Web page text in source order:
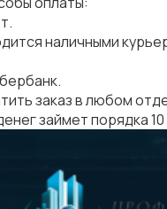
.
наличными
.
заказ в любом
займет порядка